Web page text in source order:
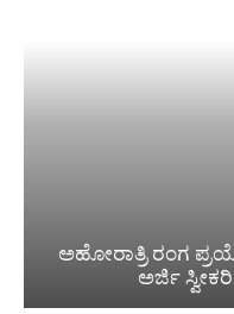
ಅಹೋರಾತ್ರಿ ರಂಗ
ಅರ್ಜಿ